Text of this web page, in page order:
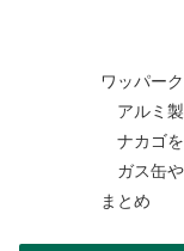
ワッパー
アルミ
ナカゴ
ガス缶
まとめ